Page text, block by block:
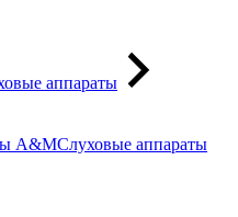
аппараты
Слуховые аппараты